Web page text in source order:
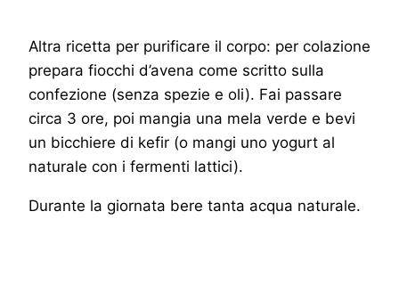
Altra ricetta per purificare il corpo: per colazione
prepara fiocchi d’avena come scritto sulla
confezione (senza spezie e oli). Fai passare
circa 3 ore, poi mangia una mela verde e bevi
un bicchiere di kefir (o mangi uno yogurt al
naturale con i fermenti lattici).
Durante la giornata bere tanta acqua naturale.